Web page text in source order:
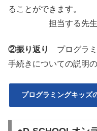
ることができます。
担当する先生と１
②振り返り
プログラミ
手続きについての説明
プログラミングキッズ